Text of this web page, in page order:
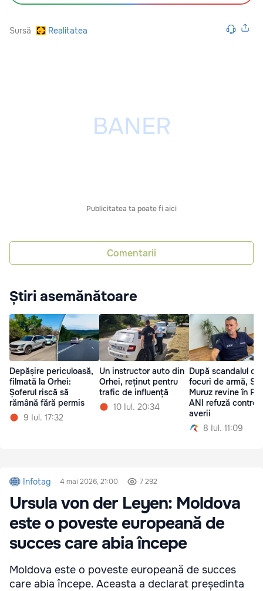
Sursă Realitatea
Publicitatea ta poate fi aici
Comentarii
Știri asemănătoare
Depășire periculoasă,
filmată la Orhei:
Șoferul riscă să
rămână fără permis
9 Iul. 17:32
Un instructor auto din
Orhei, reținut pentru
trafic de influență
10 Iul. 20:34
După scandalul cu
focuri de armă,
Muruz revine în
ANI refuză
averii
8 Iul. 11:09
Infotag 4 mai 2026, 21:00 7 292
Ursula von der Leyen: Moldova
este o poveste europeană de
succes care abia începe
Moldova este o poveste europeană de succes
care abia începe. Aceasta a declarat președinta